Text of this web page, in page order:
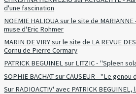
d'une fascination
NOEMIE HALIOUA sur le site de
muse d'Eric Rohmer
MARIN DE VIRY sur le site de LA REVUE
Cornu de Pierre Cormary
PATRICK BEGUINEL sur LITZIC - "Spleen
SOPHIE BACHAT sur CAUSEUR - "Le genou
Sur RADIOACTIV' avec PATRICK BEGUINEL,